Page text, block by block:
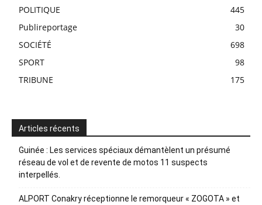
POLITIQUE
445
Publireportage
30
SOCIÉTÉ
698
SPORT
98
TRIBUNE
175
Articles récents
Guinée : Les services spéciaux démantèlent un présumé
réseau de vol et de revente de motos 11 suspects
interpellés.
ALPORT Conakry réceptionne le remorqueur « ZOGOTA » et